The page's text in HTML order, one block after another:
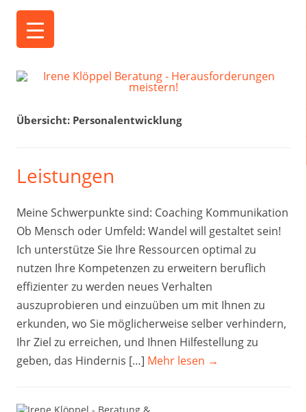
Übersicht: Personalentwicklung
Leistungen
Meine Schwerpunkte sind: Coaching Kommunikation
Ob Mensch oder Umfeld: Wandel will gestaltet sein!
Ich unterstütze Sie Ihre Ressourcen optimal zu
nutzen Ihre Kompetenzen zu erweitern beruflich
effizienter zu werden neues Verhalten
auszuprobieren und einzuüben um mit Ihnen zu
erkunden, wo Sie möglicherweise selber verhindern,
Ihr Ziel zu erreichen, und Ihnen Hilfestellung zu
geben, das Hindernis […] Mehr lesen →